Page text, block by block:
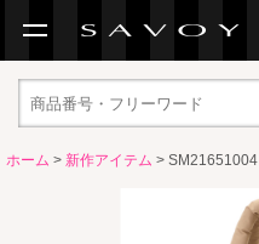
ホーム > 新作アイテム > SM21651004